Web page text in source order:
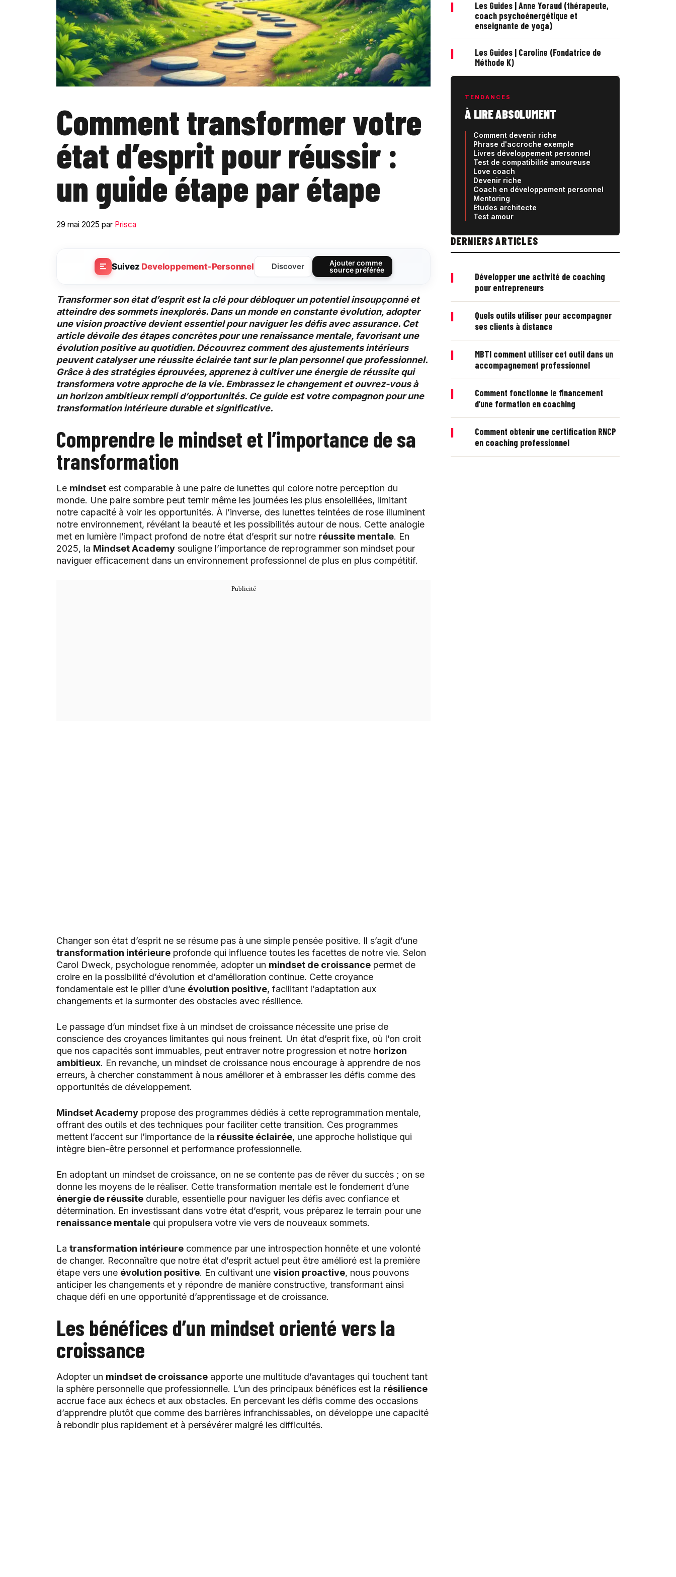
Comment transformer votre
état d’esprit pour réussir :
un guide étape par étape
29 mai 2025 par Prisca
Suivez Developpement-Personnel Discover
Ajouter comme
source préférée
Transformer son état d’esprit est la clé pour débloquer un potentiel insoupçonné et
atteindre des sommets inexplorés. Dans un monde en constante évolution, adopter
une vision proactivedevient essentiel pour naviguer les défis avec assurance. Cet
article dévoile des étapes concrètes pour unerenaissance mentale, favorisant une
évolution positiveau quotidien. Découvrez comment des ajustements intérieurs
peuvent catalyser uneréussite éclairéetant sur le plan personnel que professionnel.
Grâce à des stratégies éprouvées, apprenez à cultiver uneénergie de réussitequi
transformera votre approche de la vie. Embrassez le changement et ouvrez-vous à
unhorizon ambitieuxrempli d’opportunités. Ce guide est votre compagnon pour une
transformation intérieuredurable et significative.
Comprendre le mindset et l’importance de sa
transformation
Le mindset est comparable à une paire de lunettes qui colore notre perception du
monde. Une paire sombre peut ternir même les journées les plus ensoleillées, limitant
notre capacité à voir les opportunités. À l’inverse, des lunettes teintées de rose illuminent
notre environnement, révélant la beauté et les possibilités autour de nous. Cette analogie
met en lumière l’impact profond de notre état d’esprit sur notre réussite mentale. En
2025, la Mindset Academy souligne l’importance de reprogrammer son mindset pour
naviguer efficacement dans un environnement professionnel de plus en plus compétitif.
Changer son état d’esprit ne se résume pas à une simple pensée positive. Il s’agit d’une
transformation intérieure profonde qui influence toutes les facettes de notre vie. Selon
Carol Dweck, psychologue renommée, adopter un mindset de croissance permet de
croire en la possibilité d’évolution et d’amélioration continue. Cette croyance
fondamentale est le pilier d’une évolution positive, facilitant l’adaptation aux
changements et la surmonter des obstacles avec résilience.
Le passage d’un mindset fixe à un mindset de croissance nécessite une prise de
conscience des croyances limitantes qui nous freinent. Un état d’esprit fixe, où l’on croit
que nos capacités sont immuables, peut entraver notre progression et notre horizon
ambitieux. En revanche, un mindset de croissance nous encourage à apprendre de nos
erreurs, à chercher constamment à nous améliorer et à embrasser les défis comme des
opportunités de développement.
Mindset Academy propose des programmes dédiés à cette reprogrammation mentale,
offrant des outils et des techniques pour faciliter cette transition. Ces programmes
mettent l’accent sur l’importance de la réussite éclairée, une approche holistique qui
intègre bien-être personnel et performance professionnelle.
En adoptant un mindset de croissance, on ne se contente pas de rêver du succès ; on se
donne les moyens de le réaliser. Cette transformation mentale est le fondement d’une
énergie de réussite durable, essentielle pour naviguer les défis avec confiance et
détermination. En investissant dans votre état d’esprit, vous préparez le terrain pour une
renaissance mentale qui propulsera votre vie vers de nouveaux sommets.
La transformation intérieure commence par une introspection honnête et une volonté
de changer. Reconnaître que notre état d’esprit actuel peut être amélioré est la première
étape vers une évolution positive. En cultivant une vision proactive, nous pouvons
anticiper les changements et y répondre de manière constructive, transformant ainsi
chaque défi en une opportunité d’apprentissage et de croissance.
Les bénéfices d’un mindset orienté vers la
croissance
Adopter un mindset de croissance apporte une multitude d’avantages qui touchent tant
la sphère personnelle que professionnelle. L’un des principaux bénéfices est la résilience
accrue face aux échecs et aux obstacles. En percevant les défis comme des occasions
d’apprendre plutôt que comme des barrières infranchissables, on développe une capacité
à rebondir plus rapidement et à persévérer malgré les difficultés.
|
Les Guides | Anne Yoraud (thérapeute,
coach psychoénergétique et
enseignante de yoga)
|
Les Guides | Caroline (Fondatrice de
Méthode K)
TENDANCES
À LIRE ABSOLUMENT
Comment devenir riche
Phrase d'accroche exemple
Livres développement personnel
Test de compatibilité amoureuse
Love coach
Devenir riche
Coach en développement personnel
Mentoring
Etudes architecte
Test amour
DERNIERS ARTICLES
|
Développer une activité de coaching
pour entrepreneurs
|
Quels outils utiliser pour accompagner
ses clients à distance
|
MBTI comment utiliser cet outil dans un
accompagnement professionnel
|
Comment fonctionne le financement
d’une formation en coaching
|
Comment obtenir une certification RNCP
en coaching professionnel